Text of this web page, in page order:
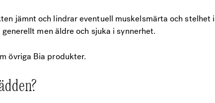
jämnt och lindrar eventuell muskelsmärta och stelhet i
men äldre och sjuka i synnerhet.
övriga Bia produkter.